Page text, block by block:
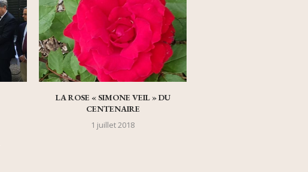
LA ROSE « SIMONE VEIL » DU
CENTENAIRE
1 juillet 2018